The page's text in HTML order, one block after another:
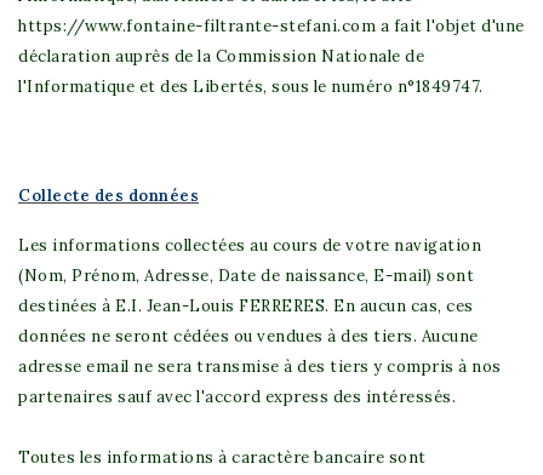
https://www.fontaine-filtrante-stefani.com a fait l'objet d'une
déclaration auprès de la Commission Nationale de
l'Informatique et des Libertés, sous le numéro n°1849747.
Collecte des données
Les informations collectées au cours de votre navigation
(Nom, Prénom, Adresse, Date de naissance, E-mail) sont
destinées à E.I. Jean-Louis FERRERES. En aucun cas, ces
données ne seront cédées ou vendues à des tiers. Aucune
adresse email ne sera transmise à des tiers y compris à nos
partenaires sauf avec l'accord express des intéressés.
Toutes les informations à caractère bancaire sont